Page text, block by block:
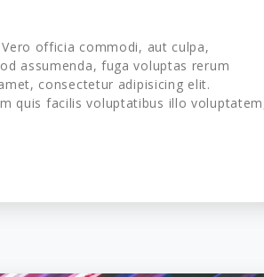
officia commodi, aut culpa,
assumenda, fuga voluptas rerum
consectetur adipisicing elit.
quis facilis voluptatibus illo